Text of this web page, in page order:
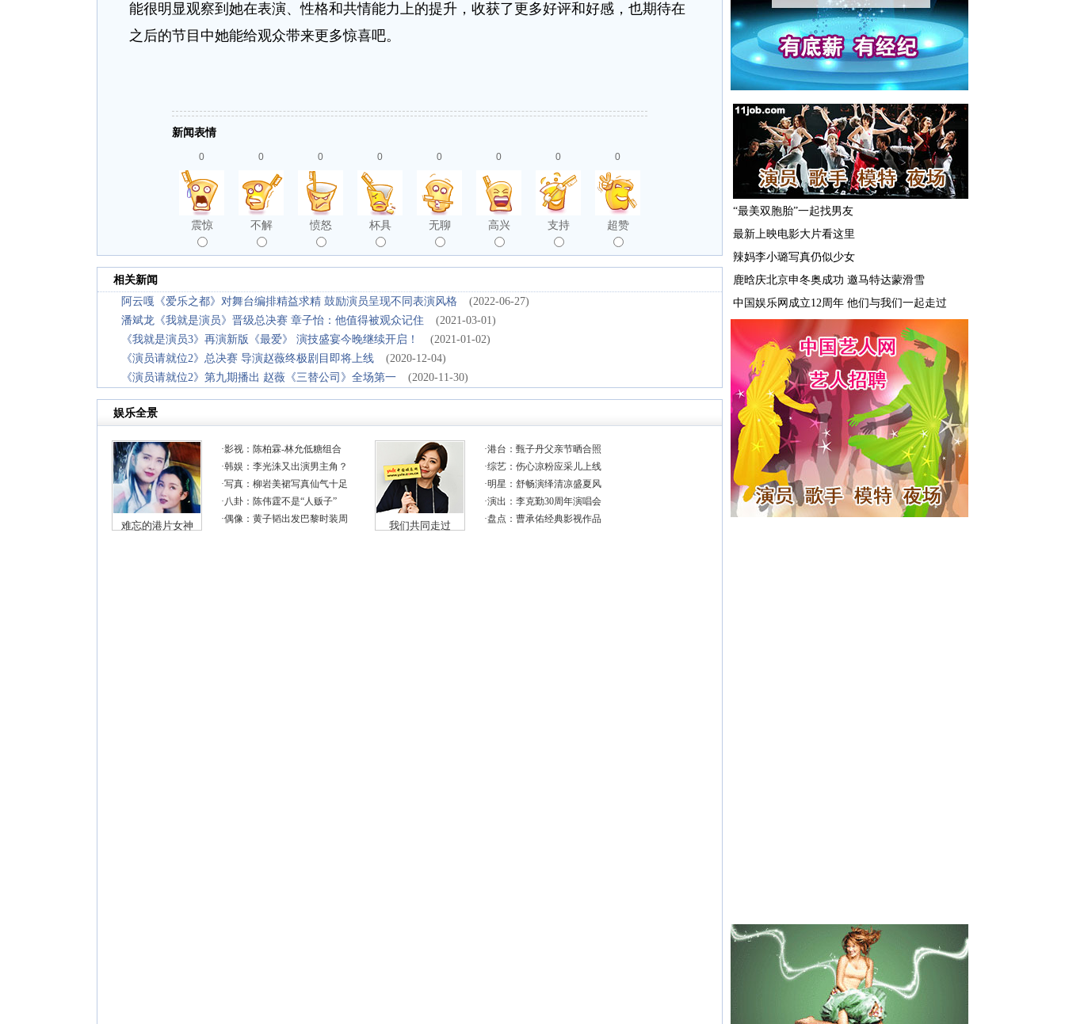
能很明显观察到她在表演、性格和共情能力上的提升，收获了更多好评和好感，也期待在
之后的节目中她能给观众带来更多惊喜吧。
新闻表情
0
震惊
0
不解
0
愤怒
0
杯具
0
无聊
0
高兴
0
支持
0
超赞
相关新闻
阿云嘎《爱乐之都》对舞台编排精益求精 鼓励演员呈现不同表演风格
(2022-06-27)
潘斌龙《我就是演员》晋级总决赛 章子怡：他值得被观众记住
(2021-03-01)
《我就是演员3》再演新版《最爱》 演技盛宴今晚继续开启！
(2021-01-02)
《演员请就位2》总决赛 导演赵薇终极剧目即将上线
(2020-12-04)
《演员请就位2》第九期播出 赵薇《三替公司》全场第一
(2020-11-30)